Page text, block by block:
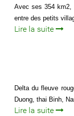
Avec ses 354 km2,
entre des petits
Lire la suite
Delta du fleuve
Duong, thai Binh,
Lire la suite